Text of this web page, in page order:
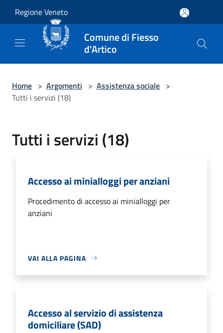
Regione Veneto
Comune di Fiesso
d'Artico
Home > Argomenti > Assistenza sociale >
Tutti i servizi (18)
Tutti i servizi (18)
Accesso ai minialloggi per anziani
Procedimento di accesso ai minialloggi per
anziani
VAI ALLA PAGINA
Accesso al servizio di assistenza
domiciliare (SAD)